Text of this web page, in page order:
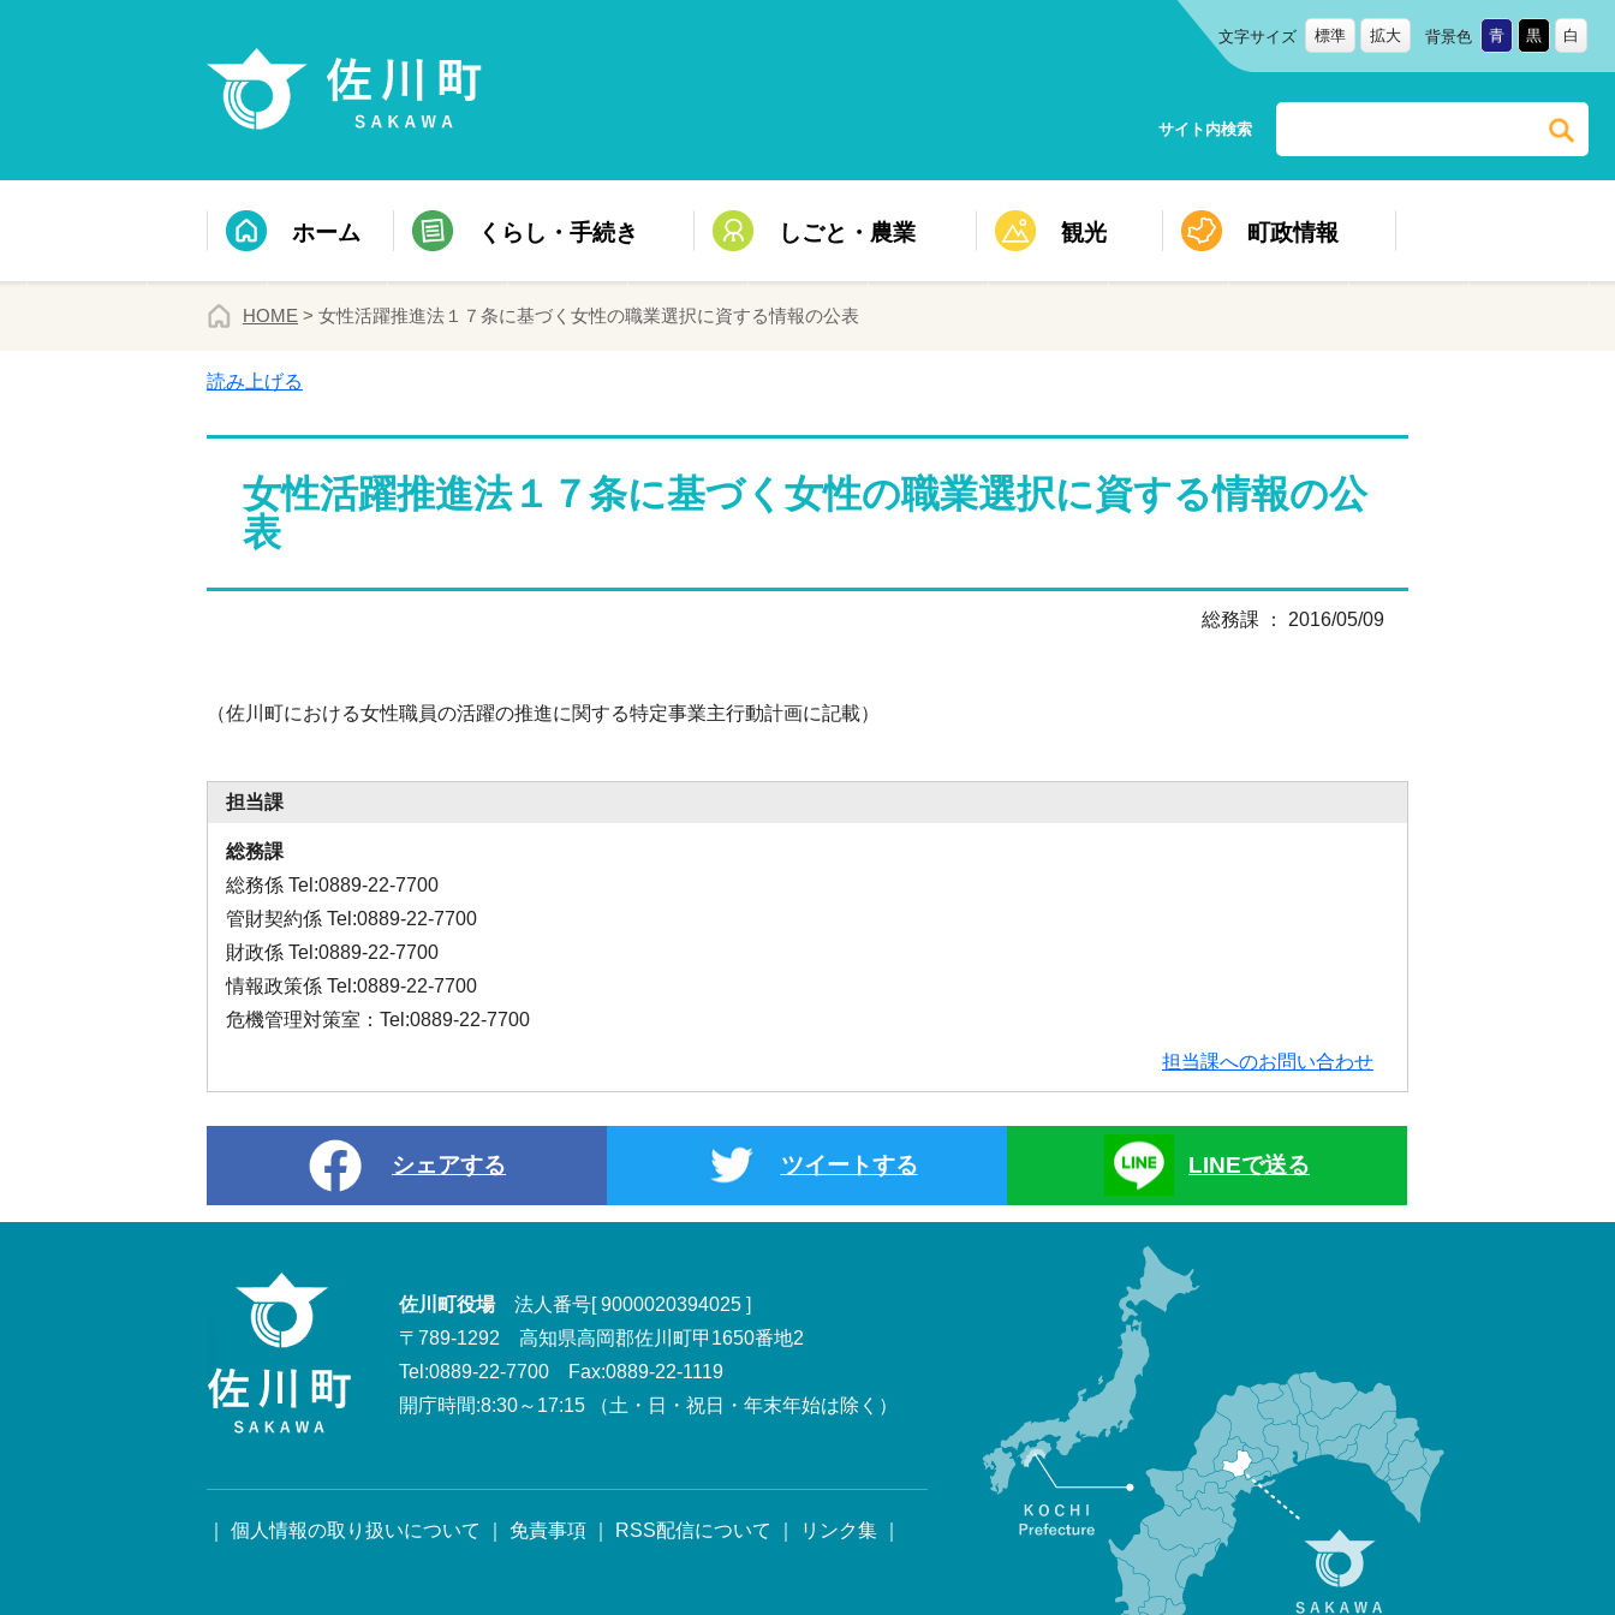
文字サイズ 標準 拡大 背景色 青 黒 白
サイト内検索
ホーム くらし・手続き しごと・農業 観光 町政情報
HOME > 女性活躍推進法１７条に基づく女性の職業選択に資する情報の公表
読み上げる
女性活躍推進法１７条に基づく女性の職業選択に資する情報の公
表
総務課 ： 2016/05/09
（佐川町における女性職員の活躍の推進に関する特定事業主行動計画に記載）
担当課
総務課
総務係 Tel:0889-22-7700
管財契約係 Tel:0889-22-7700
財政係 Tel:0889-22-7700
情報政策係 Tel:0889-22-7700
危機管理対策室：Tel:0889-22-7700
担当課へのお問い合わせ
シェアする ツイートする LINEで送る
佐川町役場法人番号[ 9000020394025 ]
〒789-1292 高知県高岡郡佐川町甲1650番地2
Tel:0889-22-7700 Fax:0889-22-1119
開庁時間:8:30～17:15 （土・日・祝日・年末年始は除く）
個人情報の取り扱いについて 免責事項 RSS配信について リンク集